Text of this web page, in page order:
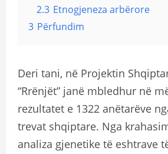
2.3 Etnogjeneza arbërore
3 Përfundim
Deri tani, në Projektin
“Rrënjët” janë mbledhur në
rezultatet e 1322 anëtarëve
trevat shqiptare. Nga
analiza gjenetike të eshtrave